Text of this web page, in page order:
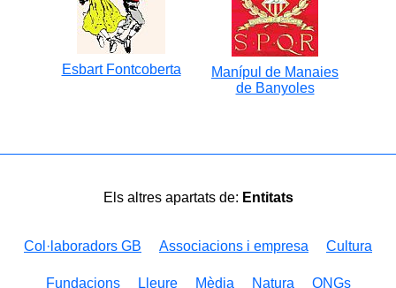
Esbart Fontcoberta
Manípul de Manaies
de Banyoles
Els altres apartats de: Entitats
Col·laboradors GB Associacions i empresa Cultura
Fundacions Lleure Mèdia Natura ONGs